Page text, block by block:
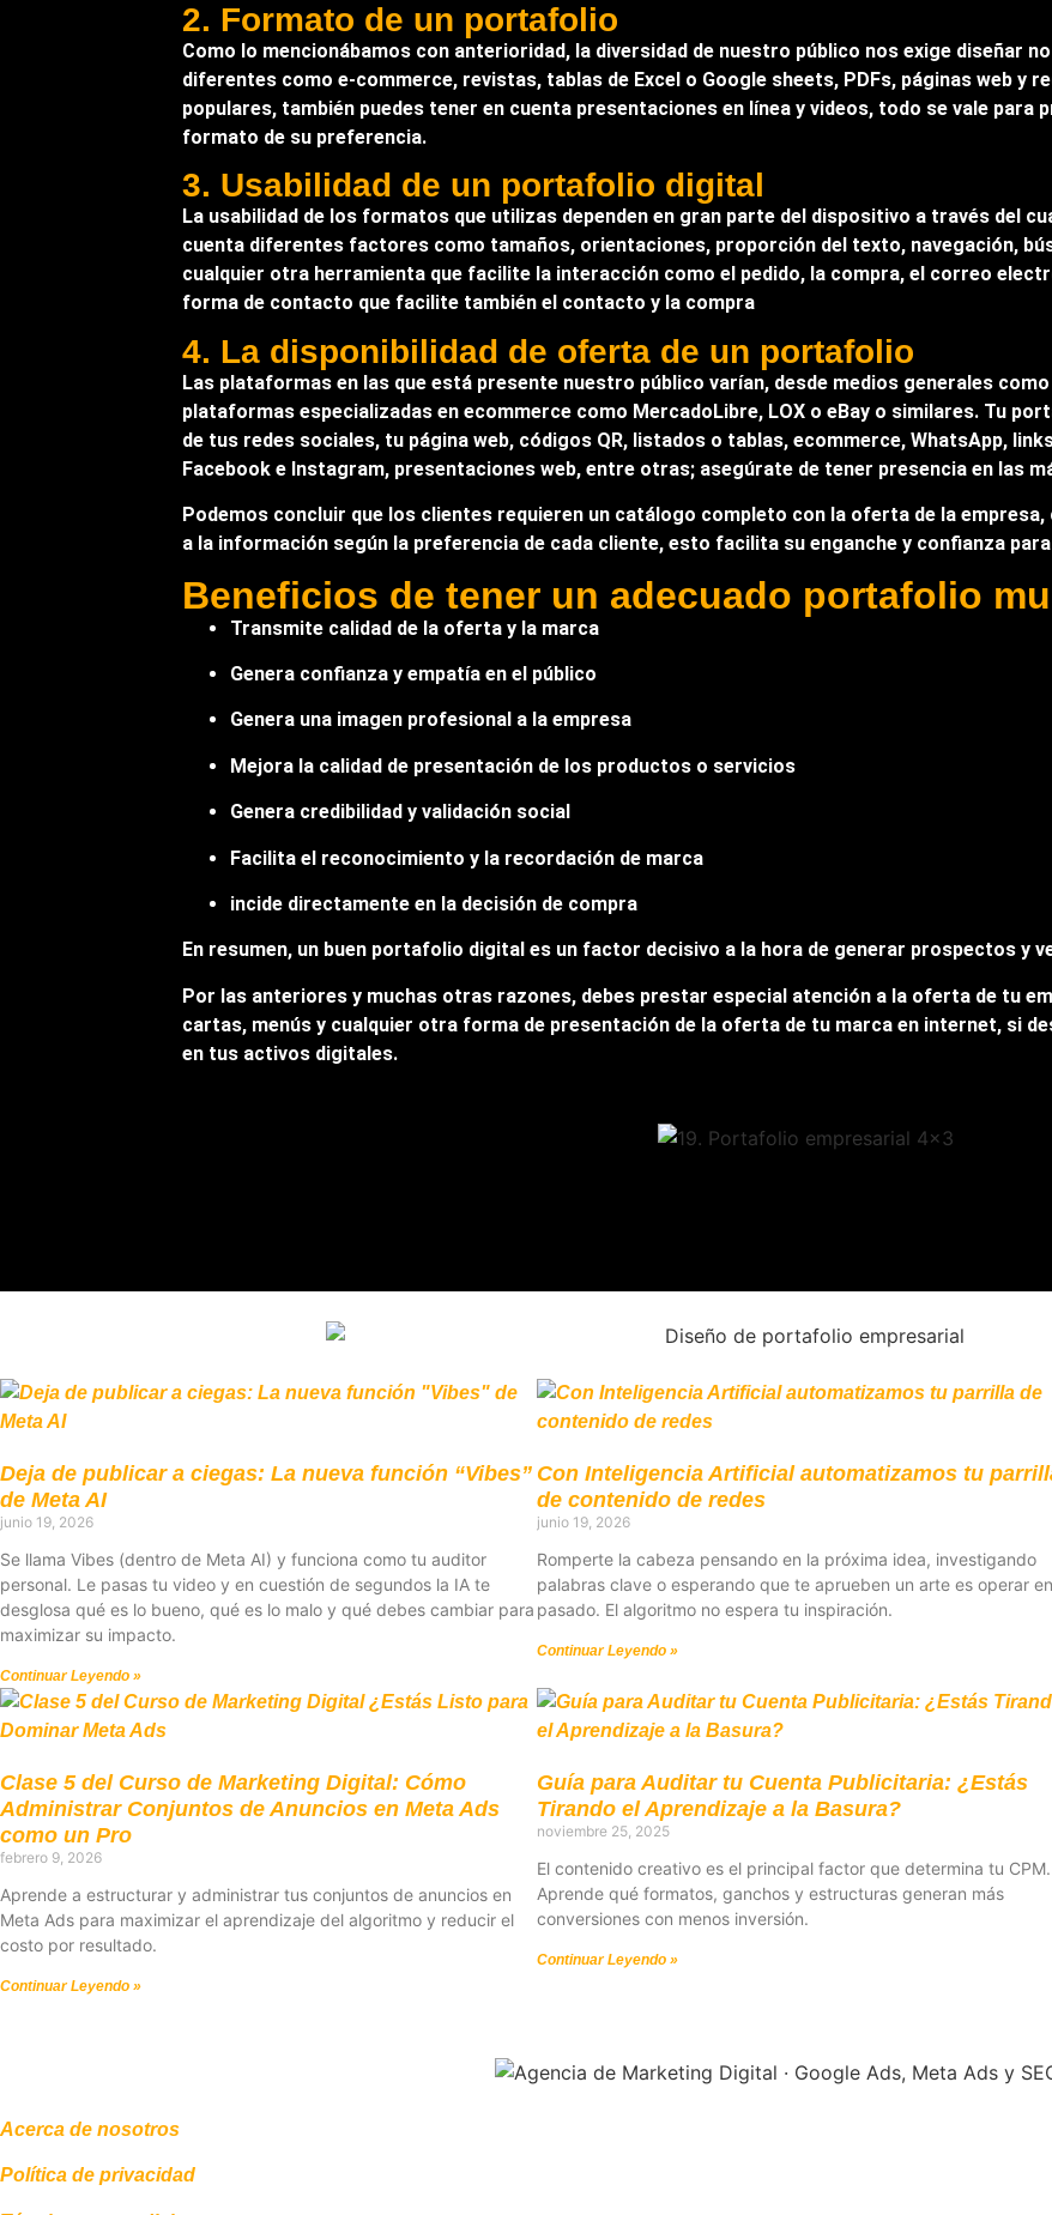
2. Formato de un portafolio
Como lo mencionábamos con anterioridad, la diversidad de nuestro público nos exige diseñar
diferentes como e-commerce, revistas, tablas de Excel o Google sheets, PDFs, páginas web y
populares, también puedes tener en cuenta presentaciones en línea y videos, todo se vale para
formato de su preferencia.
3. Usabilidad de un portafolio digital
La usabilidad de los formatos que utilizas dependen en gran parte del dispositivo a través del
cuenta diferentes factores como tamaños, orientaciones, proporción del texto, navegación,
cualquier otra herramienta que facilite la interacción como el pedido, la compra, el correo
forma de contacto que facilite también el contacto y la compra
4. La disponibilidad de oferta de un portafolio
Las plataformas en las que está presente nuestro público varían, desde medios generales
plataformas especializadas en ecommerce como MercadoLibre, LOX o eBay o similares. Tu
de tus redes sociales, tu página web, códigos QR, listados o tablas, ecommerce, WhatsApp,
Facebook e Instagram, presentaciones web, entre otras; asegúrate de tener presencia en las
Podemos concluir que los clientes requieren un catálogo completo con la oferta de la
a la información según la preferencia de cada cliente, esto facilita su enganche y confianza
Beneficios de tener un adecuado portafolio
Transmite calidad de la oferta y la marca
Genera confianza y empatía en el público
Genera una imagen profesional a la empresa
Mejora la calidad de presentación de los productos o servicios
Genera credibilidad y validación social
Facilita el reconocimiento y la recordación de marca
incide directamente en la decisión de compra
En resumen, un buen portafolio digital es un factor decisivo a la hora de generar prospectos y
Por las anteriores y muchas otras razones, debes prestar especial atención a la oferta de tu
cartas, menús y cualquier otra forma de presentación de la oferta de tu marca en internet, si
en tus activos digitales.
Deja de publicar a ciegas: La nueva función “Vibes”
de Meta AI
junio 19, 2026
Se llama Vibes (dentro de Meta AI) y funciona como tu auditor
personal. Le pasas tu video y en cuestión de segundos la IA te
desglosa qué es lo bueno, qué es lo malo y qué debes cambiar para
maximizar su impacto.
Continuar Leyendo »
Con Inteligencia Artificial automatizamos tu
de contenido de redes
junio 19, 2026
Romperte la cabeza pensando en la próxima idea, investigando
palabras clave o esperando que te aprueben un arte es operar
pasado. El algoritmo no espera tu inspiración.
Continuar Leyendo »
Clase 5 del Curso de Marketing Digital: Cómo
Administrar Conjuntos de Anuncios en Meta Ads
como un Pro
febrero 9, 2026
Aprende a estructurar y administrar tus conjuntos de anuncios en
Meta Ads para maximizar el aprendizaje del algoritmo y reducir el
costo por resultado.
Continuar Leyendo »
Guía para Auditar tu Cuenta Publicitaria: ¿Estás
Tirando el Aprendizaje a la Basura?
noviembre 25, 2025
El contenido creativo es el principal factor que determina tu CPM.
Aprende qué formatos, ganchos y estructuras generan más
conversiones con menos inversión.
Continuar Leyendo »
Acerca de nosotros
Política de privacidad